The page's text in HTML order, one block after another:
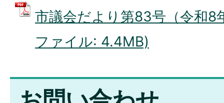
市議会だより第83号（令和8
ファイル: 4.4MB)